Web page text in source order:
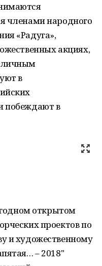
членами народного
«Радуга»,
акциях,
в
побеждают в
открытом
проектов по
и художественному
– 2018"